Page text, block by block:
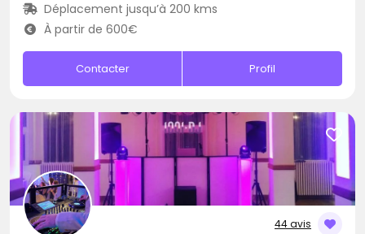
Déplacement jusqu’à 200 kms
À partir de 600€
Contacter Profil
44 avis